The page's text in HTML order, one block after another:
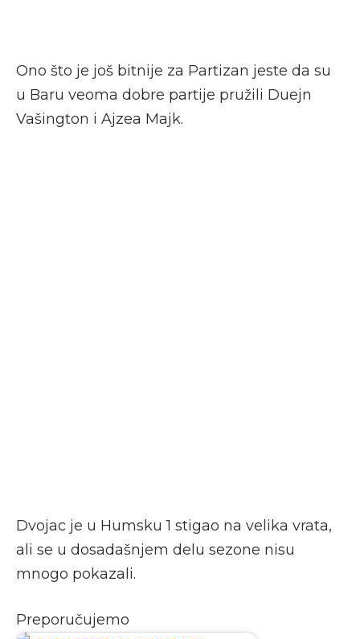
Ono što je još bitnije za Partizan jeste da su
u Baru veoma dobre partije pružili Duejn
Vašington i Ajzea Majk.
Dvojac je u Humsku 1 stigao na velika vrata,
ali se u dosadašnjem delu sezone nisu
mnogo pokazali.
Preporučujemo